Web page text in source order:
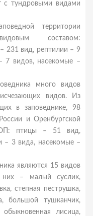
с тундровыми видами
территории
составом:
231 вид, рептилии – 9
7 видов, насекомые –
много видов
видов. Из
в заповеднике, 98
и Оренбургской
птицы – 51 вид,
– 3 вида, насекомые –
являются 15 видов
– малый суслик,
степная пеструшка,
большой тушканчик,
обыкновенная лисица,